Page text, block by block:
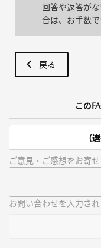
回答や返答が
合は、お手数
戻る
この
(
ご意見・ご感想をお寄
お問い合わせを入力さ